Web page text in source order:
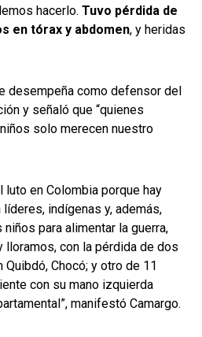
hacerlo. Tuvo pérdida de
en tórax y abdomen, y heridas
desempeña como defensor del
y señaló que “quienes
solo merecen nuestro
luto en Colombia porque hay
indígenas y, además,
para alimentar la guerra,
lloramos, con la pérdida de dos
Chocó; y otro de 11
con su mano izquierda
manifestó Camargo.